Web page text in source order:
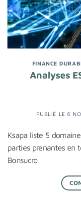
FINANCE
Analyses
PUBLIÉ LE6
Ksapa liste 5
parties prenantes en
Bonsucro